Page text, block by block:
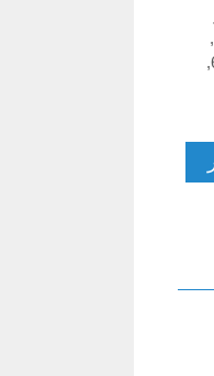
,
,